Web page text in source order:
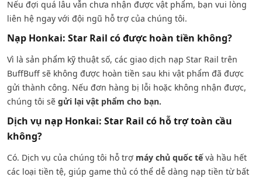
Nếu đợi quá lâu vẫn chưa nhận được vật phẩm, bạn vui lòng
liên hệ ngay với đội ngũ hỗ trợ của chúng tôi.
Nạp Honkai: Star Rail có được hoàn tiền không?
Vì là sản phẩm kỹ thuật số, các giao dịch nạp Star Rail trên
BuffBuff sẽ không được hoàn tiền sau khi vật phẩm đã được
gửi thành công. Nếu đơn hàng bị lỗi hoặc không nhận được,
chúng tôi sẽ gửi lại vật phẩm cho bạn.
Dịch vụ nạp Honkai: Star Rail có hỗ trợ toàn cầu
không?
Có. Dịch vụ của chúng tôi hỗ trợ máy chủ quốc tếvà hầu hết
các loại tiền tệ, giúp game thủ có thể dễ dàng nạp tiền từ bất